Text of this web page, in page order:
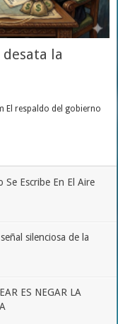
la
El respaldo del gobierno
Se Escribe En El Aire
silenciosa de la
ES NEGAR LA